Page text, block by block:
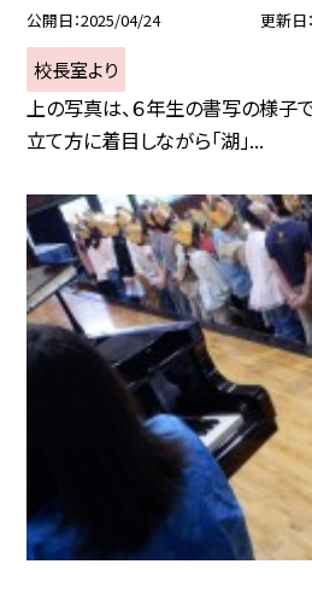
公開日 2025/04/24 更新日
校長室より
上の写真は、６年生の書写の様子
立て方に着目しながら「湖」...